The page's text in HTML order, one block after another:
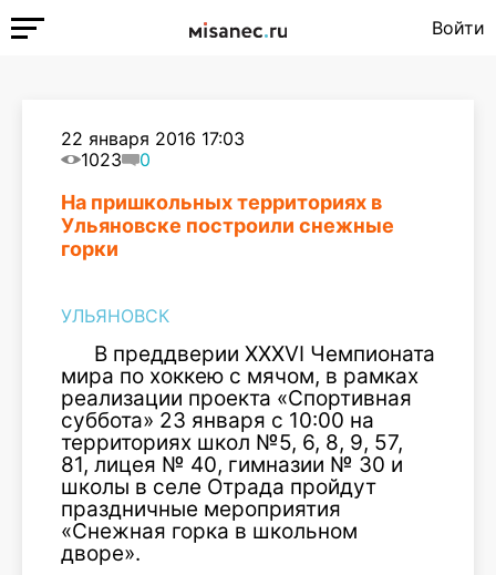
Войти
22 января 2016 17:03
1023
0
На пришкольных территориях в
Ульяновске построили снежные
горки
УЛЬЯНОВСК
В преддверии XXXVI Чемпионата
мира по хоккею с мячом, в рамках
реализации проекта «Спортивная
суббота» 23 января с 10:00 на
территориях школ №5, 6, 8, 9, 57,
81, лицея № 40, гимназии № 30 и
школы в селе Отрада пройдут
праздничные мероприятия
«Снежная горка в школьном
дворе».